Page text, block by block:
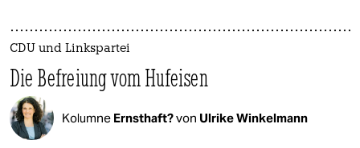
CDU und Linkspartei
Die Befreiung vom Hufeisen
Kolumne Ernsthaft?von Ulrike Winkelmann